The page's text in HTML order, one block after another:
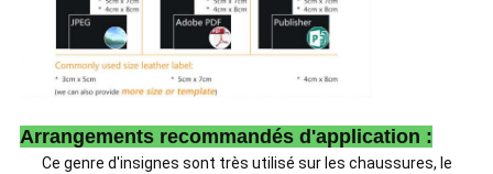
Arrangements recommandés d'application :
Ce genre d'insignes sont très utilisé sur les chaussures, le